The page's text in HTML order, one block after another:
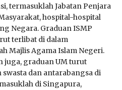
termasuklah Jabatan Penjara
hospital-hospital
Negara. Graduan ISMP
terlibat di dalam
Majlis Agama Islam Negeri.
juga, graduan UM turut
dan antarabangsa di
di Singapura,